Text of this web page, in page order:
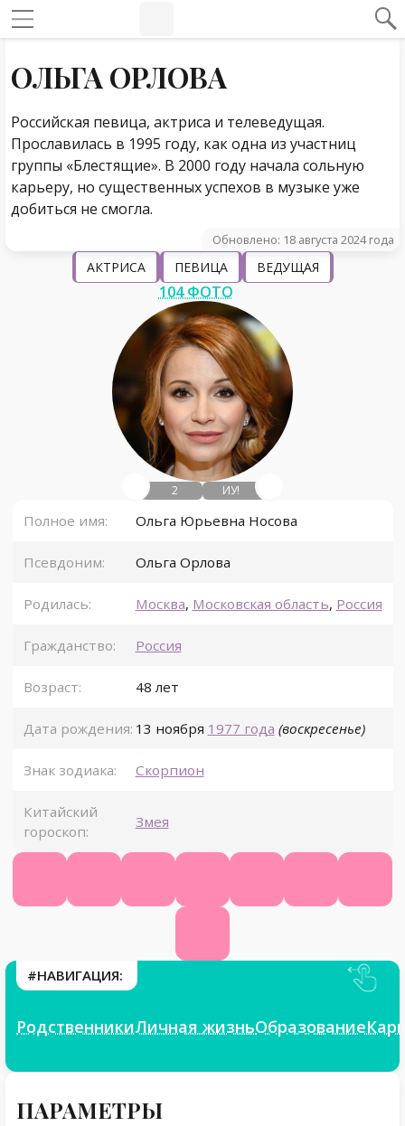
ОЛЬГА ОРЛОВА
Российская певица, актриса и телеведущая.
Прославилась в 1995 году, как одна из участниц
группы «Блестящие». В 2000 году начала сольную
карьеру, но существенных успехов в музыке уже
добиться не смогла.
Обновлено: 18 августа 2024 года
АКТРИСА ПЕВИЦА ВЕДУЩАЯ
104 ФОТО
2 ИУ!
Полное имя: Ольга Юрьевна Носова
Псевдоним: Ольга Орлова
Родилась: Москва, Московская область, Россия
Гражданство: Россия
Возраст: 48 лет
Дата рождения: 13 ноября 1977 года (воскресенье)
Знак зодиака: Скорпион
Китайский
гороскоп:
Змея
#НАВИГАЦИЯ:
РодственникиЛичная жизньОбразование
ПАРАМЕТРЫ